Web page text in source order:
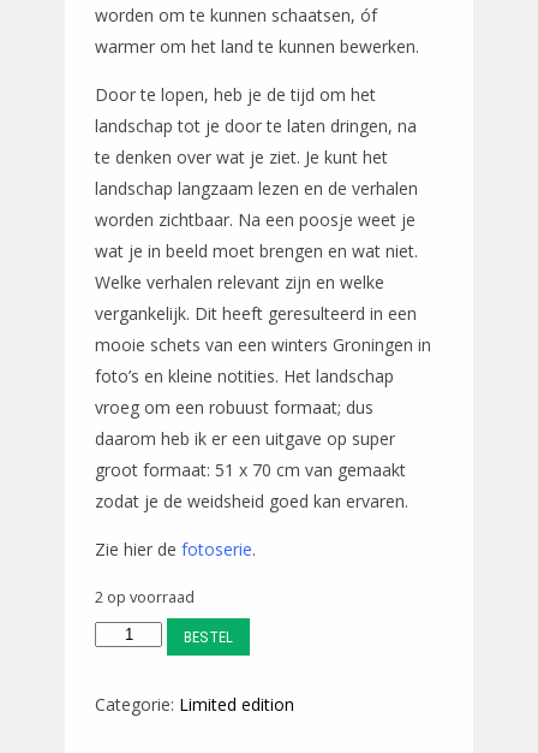
worden om te kunnen schaatsen, óf
warmer om het land te kunnen bewerken.
Door te lopen, heb je de tijd om het
landschap tot je door te laten dringen, na
te denken over wat je ziet. Je kunt het
landschap langzaam lezen en de verhalen
worden zichtbaar. Na een poosje weet je
wat je in beeld moet brengen en wat niet.
Welke verhalen relevant zijn en welke
vergankelijk. Dit heeft geresulteerd in een
mooie schets van een winters Groningen in
foto’s en kleine notities. Het landschap
vroeg om een robuust formaat; dus
daarom heb ik er een uitgave op super
groot formaat: 51 x 70 cm van gemaakt
zodat je de weidsheid goed kan ervaren.
Zie hier de fotoserie.
2 op voorraad
Lopen
vorst
BESTEL
Categorie: Limited edition